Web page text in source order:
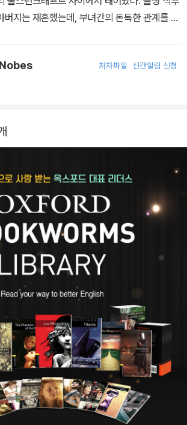
버지는 재혼했는데, 부녀간의 돈독한 관계를 시
. 열다섯 살에 아버지의 제자이자 촉망받던 시
써보자는 바이런의 제안으로 소설을 쓰기 시
우스》를 출간했다. 그 무렵 퍼시 셸리의 아내가
는 런던에서 결혼식을 올렸다(이후 ‘메리 셸
네 아이를 낳았지만 그중 셋이 병으로 일찍 죽
리는 1822년 항해를 떠났다가 이탈리아에서 돌
년 역사 소설 《발페르가》를 출간하고, 이
모아 《유고 시집》을 출간했다. 이후 활발한 창
류 멸망을 그린 소설 《최후의 인간》(1826), 모
운》(1830) 등의 작품을 발표했고, 1831년에는
작해 재출간했다. 1837년 마지막 소설인 《포크
년에는 메리 셸리의 유작이 된 여행기 《184
과 이탈리아 산책》을 출간했다. 1851년 2월
악화해 런던에서 54세를 일기로 세상을 떠났
님 곁에 묻혔다.
저자파일 신간알림 신청